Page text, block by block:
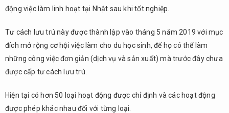
động việc làm linh hoạt tại Nhật sau khi tốt nghiệp.
Tư cách lưu trú này được thành lập vào tháng 5 năm 2019 với mục
đích mở rộng cơ hội việc làm cho du học sinh, để họ có thể làm
những công việc đơn giản (dịch vụ và sản xuất) mà trước đây chưa
được cấp tư cách lưu trú.
Hiện tại có hơn 50 loại hoạt động được chỉ định và các hoạt động
được phép khác nhau đối với từng loại.